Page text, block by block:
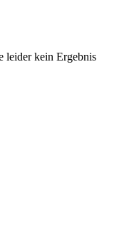
leider kein Ergebnis